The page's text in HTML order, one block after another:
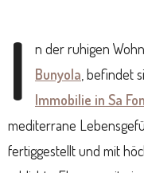
I n der ruhigen
Bunyola , befindet
Immobilie in Sa
mediterrane
fertiggestellt und mit